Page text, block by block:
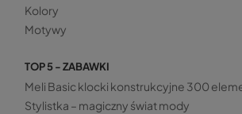
Kolory
Motywy
TOP 5 - ZABAWKI
Meli Basic klocki konstrukcyjne 300
Stylistka – magiczny świat mody